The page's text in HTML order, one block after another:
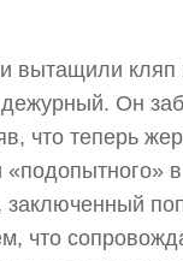
вытащили
Он
что теперь
заключенный
что